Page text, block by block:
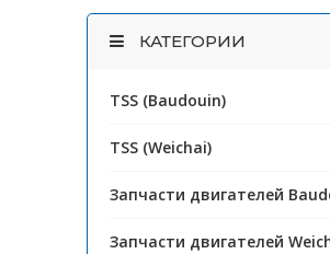
КАТЕГОРИИ
TSS (Baudouin)
TSS (Weichai)
Запчасти двигателей
Запчасти двигателей